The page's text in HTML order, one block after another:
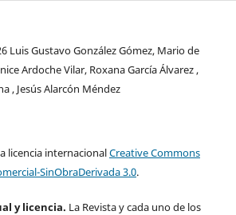
Luis Gustavo González Gómez, Mario de
Ardoche Vilar, Roxana García Álvarez ,
, Jesús Alarcón Méndez
licencia internacionalCreative Commons
SinObraDerivada 3.0.
y licencia. La Revista y cada uno de los